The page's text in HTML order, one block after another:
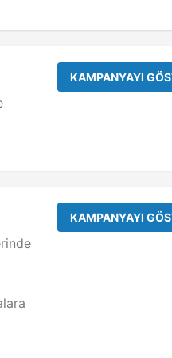
KAMPANYAYI
KAMPANYAYI